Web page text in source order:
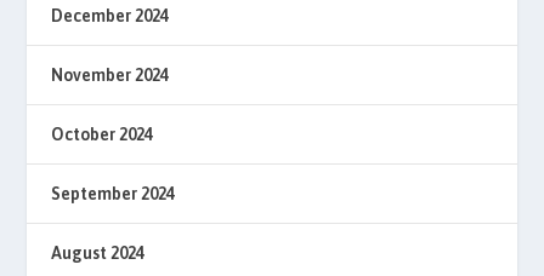
December 2024
November 2024
October 2024
September 2024
August 2024